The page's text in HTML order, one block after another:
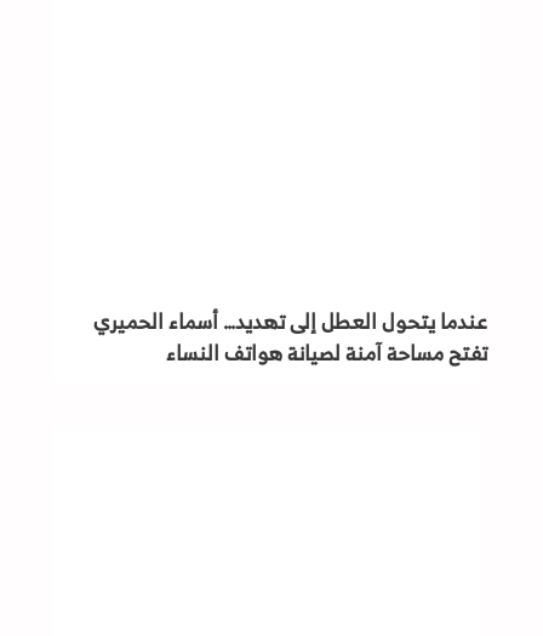
عندما يتحول العطل إلى تهديد… أسماء الحميري
تفتح مساحة آمنة لصيانة هواتف النساء